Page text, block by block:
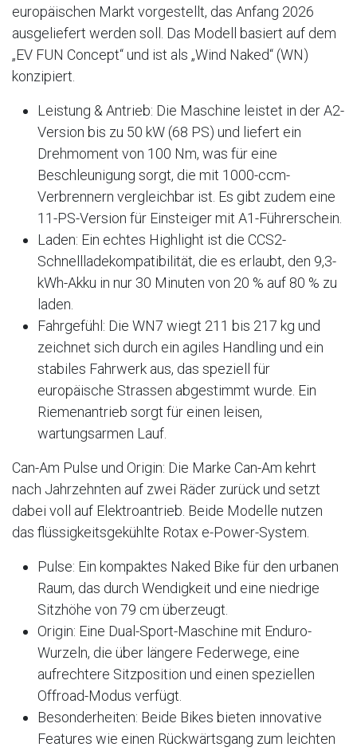
europäischen Markt vorgestellt, das Anfang 2026
ausgeliefert werden soll. Das Modell basiert auf dem
„EV FUN Concept“ und ist als „Wind Naked“ (WN)
konzipiert.
Leistung & Antrieb: Die Maschine leistet in der A2-
Version bis zu 50 kW (68 PS) und liefert ein
Drehmoment von 100 Nm, was für eine
Beschleunigung sorgt, die mit 1000-ccm-
Verbrennern vergleichbar ist. Es gibt zudem eine
11-PS-Version für Einsteiger mit A1-Führerschein.
Laden: Ein echtes Highlight ist die CCS2-
Schnellladekompatibilität, die es erlaubt, den 9,3-
kWh-Akku in nur 30 Minuten von 20 % auf 80 % zu
laden.
Fahrgefühl: Die WN7 wiegt 211 bis 217 kg und
zeichnet sich durch ein agiles Handling und ein
stabiles Fahrwerk aus, das speziell für
europäische Strassen abgestimmt wurde. Ein
Riemenantrieb sorgt für einen leisen,
wartungsarmen Lauf.
Can-Am Pulse und Origin: Die Marke Can-Am kehrt
nach Jahrzehnten auf zwei Räder zurück und setzt
dabei voll auf Elektroantrieb. Beide Modelle nutzen
das flüssigkeitsgekühlte Rotax e-Power-System.
Pulse: Ein kompaktes Naked Bike für den urbanen
Raum, das durch Wendigkeit und eine niedrige
Sitzhöhe von 79 cm überzeugt.
Origin: Eine Dual-Sport-Maschine mit Enduro-
Wurzeln, die über längere Federwege, eine
aufrechtere Sitzposition und einen speziellen
Offroad-Modus verfügt.
Besonderheiten: Beide Bikes bieten innovative
Features wie einen Rückwärtsgang zum leichten